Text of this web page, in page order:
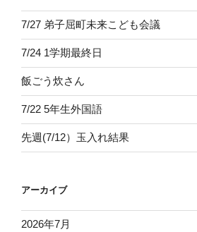
7/27 弟子屈町未来こども会議
7/24 1学期最終日
飯ごう炊さん
7/22 5年生外国語
先週(7/12）玉入れ結果
アーカイブ
2026年7月